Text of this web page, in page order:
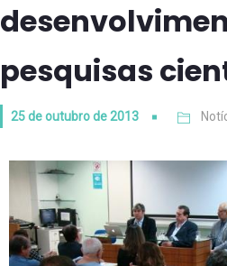
pesquisas
25 de outubro de 2013